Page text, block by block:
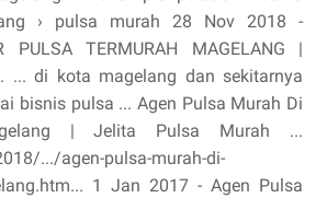
› pulsa murah 28 Nov 2018 -
PULSA TERMURAH MAGELANG |
... di kota magelang dan sekitarnya
bisnis pulsa ... Agen Pulsa Murah Di
| Jelita Pulsa Murah ...
.../agen-pulsa-murah-di-
1 Jan 2017 - Agen Pulsa